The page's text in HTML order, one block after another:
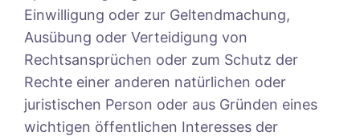
Einwilligung oder zur Geltendmachung,
Ausübung oder Verteidigung von
Rechtsansprüchen oder zum Schutz der
Rechte einer anderen natürlichen oder
juristischen Person oder aus Gründen eines
wichtigen öffentlichen Interesses der